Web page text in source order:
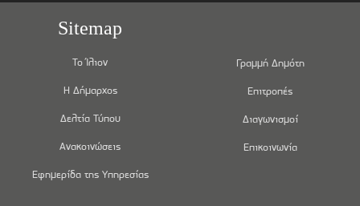
Sitemap
Το Ίλιον
Η Δήμαρχος
Δελτία Τύπου
Ανακοινώσεις
Εφημερίδα της Υπηρεσίας
Γραμμή Δημότη
Επιτροπές
Διαγωνισμοί
Επικοινωνία